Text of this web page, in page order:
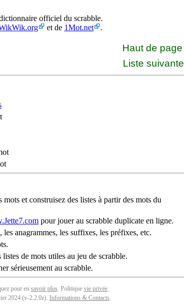
officiel du scrabble.
et de 1Mot.net .
Haut de page
Liste suivante
mots et construisez des listes à partir des mots du
pour jouer au scrabble duplicate en ligne.
anagrammes, les suffixes, les préfixes, etc.
listes de mots utiles au jeu de scrabble.
sérieusement au scrabble.
pour en savoir plus. Politique vie privée.
2024 (v-2.2.0z). Informations & Contacts.